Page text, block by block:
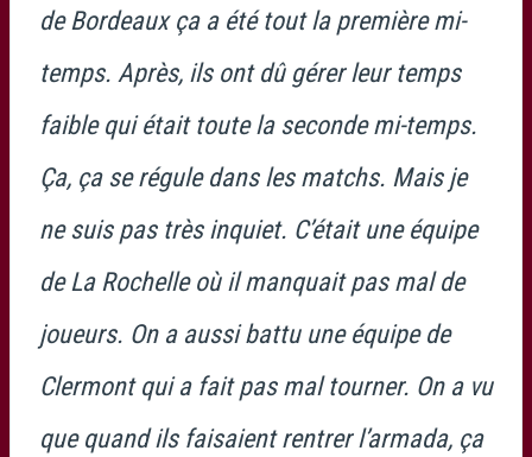
de Bordeaux ça a été tout la première mi-
temps. Après, ils ont dû gérer leur temps
faible qui était toute la seconde mi-temps.
Ça, ça se régule dans les matchs. Mais je
ne suis pas très inquiet. C’était une équipe
de La Rochelle où il manquait pas mal de
joueurs. On a aussi battu une équipe de
Clermont qui a fait pas mal tourner. On a vu
que quand ils faisaient rentrer l’armada, ça